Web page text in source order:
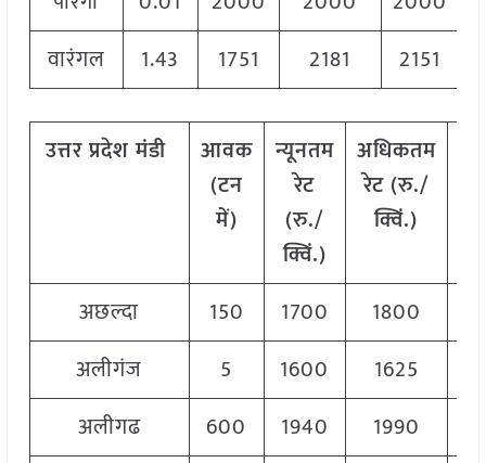
वारंगल
1.43 1751 2181 2151
उत्तर प्रदेश मंडी
आवक
(टन
में)
न्यूनतम
रेट
(रु./
क्विं.)
अधिकतम
रेट (रु./
क्विं.)
अछल्दा
150 1700 1800
अलीगंज
5 1600 1625
अलीगढ
600 1940 1990